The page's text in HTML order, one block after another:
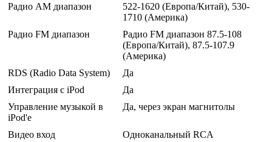
Радио AM диапазон
522-1620 (Европа/Китай), 530-
1710 (Америка)
Радио FM диапазон
Радио FM диапазон 87.5-108
(Европа/Китай), 87.5-107.9
(Америка)
RDS (Radio Data System)
Да
Интеграция с iPod
Да
Управление музыкой в
iPod'е
Да, через экран магнитолы
Видео вход Одноканальный RCA